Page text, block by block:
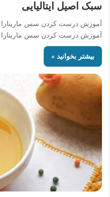
سبک اصیل ایتالیایی
آموزش درست کردن سس مارینارا
آموزش درست کردن سس
بیشتر بخوانید »